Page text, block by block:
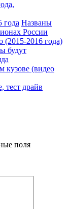
года Названы
России
2016 года)
будут
тест драйв
поля